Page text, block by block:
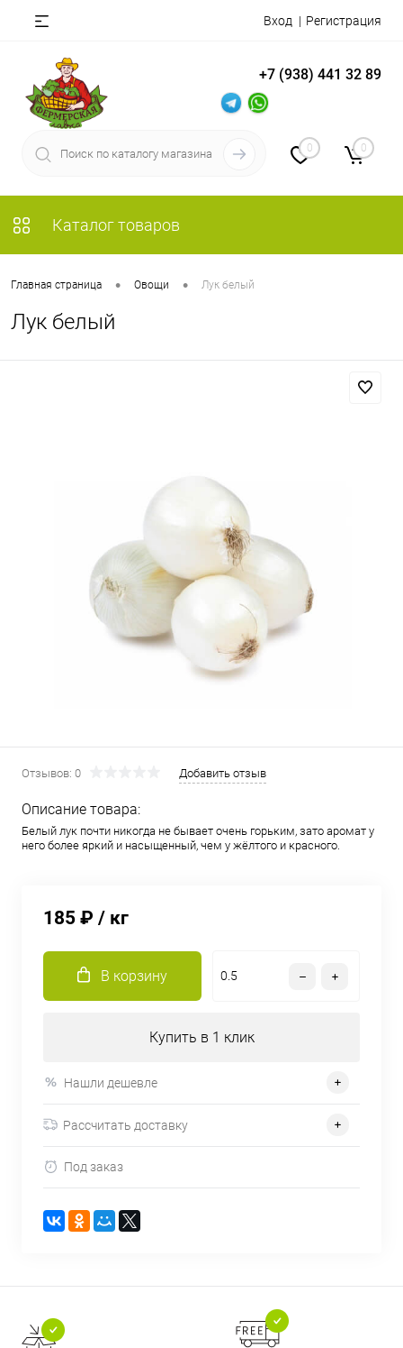
Вход Регистрация
+7 (938) 441 32 89
0 0
Каталог товаров
Главная страница • Овощи • Лук белый
Лук белый
Отзывов: 0 Добавить отзыв
Описание товара:
Белый лук почти никогда не бывает очень горьким, зато аромат у
него более яркий и насыщенный, чем у жёлтого и красного.
185 ₽ / кг
В корзину
Купить в 1 клик
Нашли дешевле
Рассчитать доставку
Под заказ